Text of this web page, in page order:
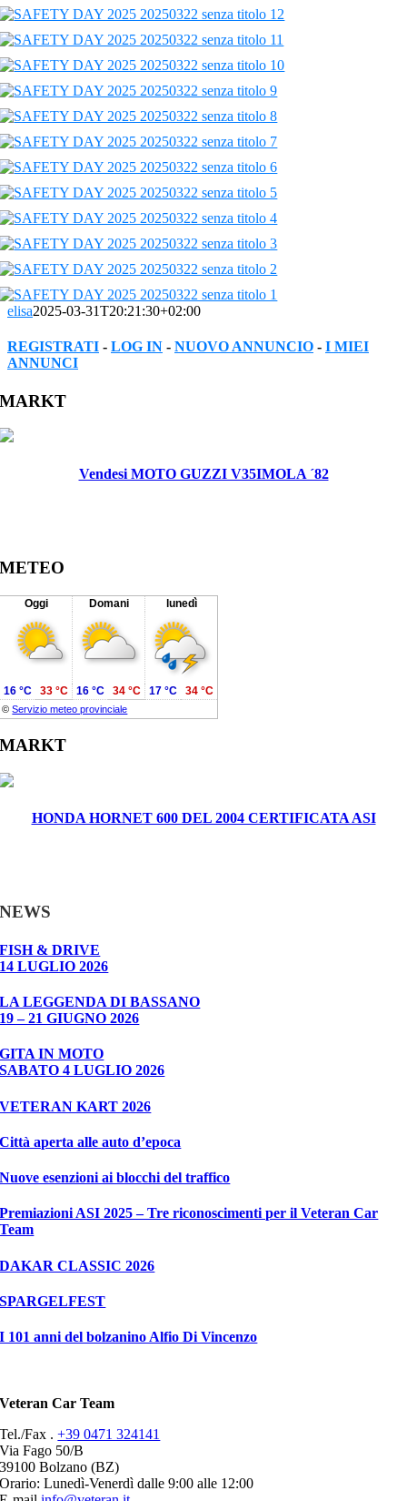
elisa2025-03-31T20:21:30+02:00
REGISTRATI - LOG IN - NUOVO ANNUNCIO - I MIEI
ANNUNCI
Facebook
Twitter
Reddit
LinkedIn
WhatsApp
Tumblr
Pinterest
Vk
Xing
Email
MARKT
Vendesi MOTO GUZZI V35IMOLA ´82
METEO
Oggi Domani lunedì
©Servizio meteo provinciale
16 °C 33 °C 16 °C 34 °C 17 °C 34 °C
MARKT
HONDA HORNET 600 DEL 2004 CERTIFICATA ASI
NEWS
FISH & DRIVE
14 LUGLIO 2026
LA LEGGENDA DI BASSANO
19 – 21 GIUGNO 2026
GITA IN MOTO
SABATO 4 LUGLIO 2026
VETERAN KART 2026
Città aperta alle auto d’epoca
Nuove esenzioni ai blocchi del traffico
Premiazioni ASI 2025 – Tre riconoscimenti per il Veteran Car
Team
DAKAR CLASSIC 2026
SPARGELFEST
I 101 anni del bolzanino Alfio Di Vincenzo
Veteran Car Team
Tel./Fax .+39 0471 324141
Via Fago 50/B
39100 Bolzano (BZ)
Orario: Lunedì-Venerdì dalle 9:00 alle 12:00